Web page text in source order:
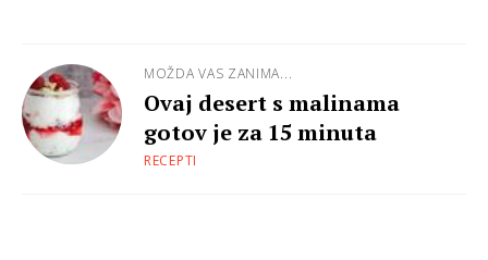
MOŽDA VAS ZANIMA...
Ovaj desert s malinama
gotov je za 15 minuta
RECEPTI